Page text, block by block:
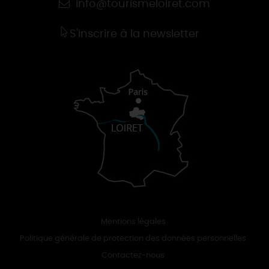
info@tourismeloiret.com
S'inscrire à la newsletter
Mentions légales
Politique générale de protection des données personnelles
Contactez-nous